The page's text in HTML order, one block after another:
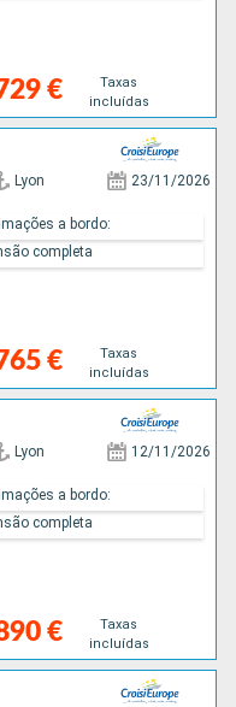
€
Taxas
incluídas
Lyon 23/11/2026
€
Taxas
incluídas
a bordo:
completa
Lyon 12/11/2026
€
Taxas
incluídas
a bordo:
completa